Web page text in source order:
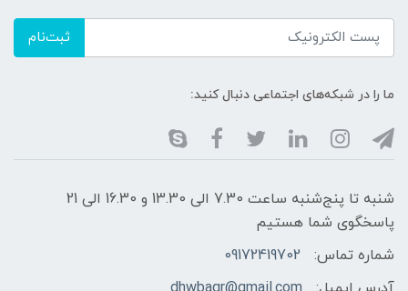
ثبت‌نام
ما را در شبکه‌های اجتماعی دنبال کنید:
شنبه تا پنج‌شنبه ساعت 7.30 الی 13.30 و 16.30 الی 21
پاسخگوی شما هستیم
شماره تماس:
09172419702